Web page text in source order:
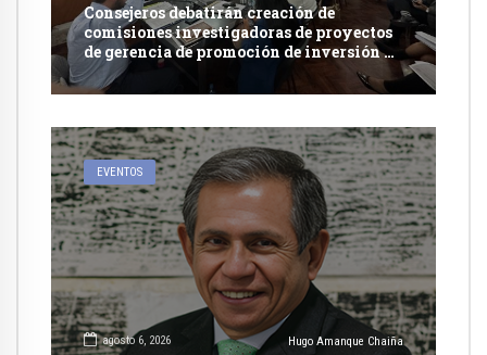
Consejeros debatirán creación de
comisiones investigadoras de proyectos
de gerencia de promoción de inversión y
carretera en Caylloma
EVENTOS
agosto 6, 2026 Hugo Amanque Chaiña